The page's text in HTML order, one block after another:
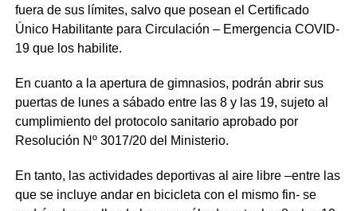
fuera de sus límites, salvo que posean el Certificado
Único Habilitante para Circulación – Emergencia COVID-
19 que los habilite.
En cuanto a la apertura de gimnasios, podrán abrir sus
puertas de lunes a sábado entre las 8 y las 19, sujeto al
cumplimiento del protocolo sanitario aprobado por
Resolución Nº 3017/20 del Ministerio.
En tanto, las actividades deportivas al aire libre –entre las
que se incluye andar en bicicleta con el mismo fin- se